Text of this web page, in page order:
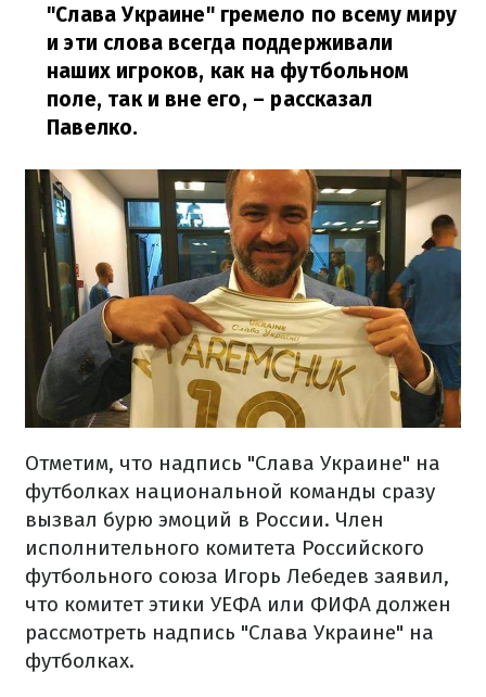
"Слава Украине" гремело по всему миру
и эти слова всегда поддерживали
наших игроков, как на футбольном
поле, так и вне его, – рассказал
Павелко.
Отметим, что надпись "Слава Украине" на
футболках национальной команды сразу
вызвал бурю эмоций в России. Член
исполнительного комитета Российского
футбольного союза Игорь Лебедев заявил,
что комитет этики УЕФА или ФИФА должен
рассмотреть надпись "Слава Украине" на
футболках.